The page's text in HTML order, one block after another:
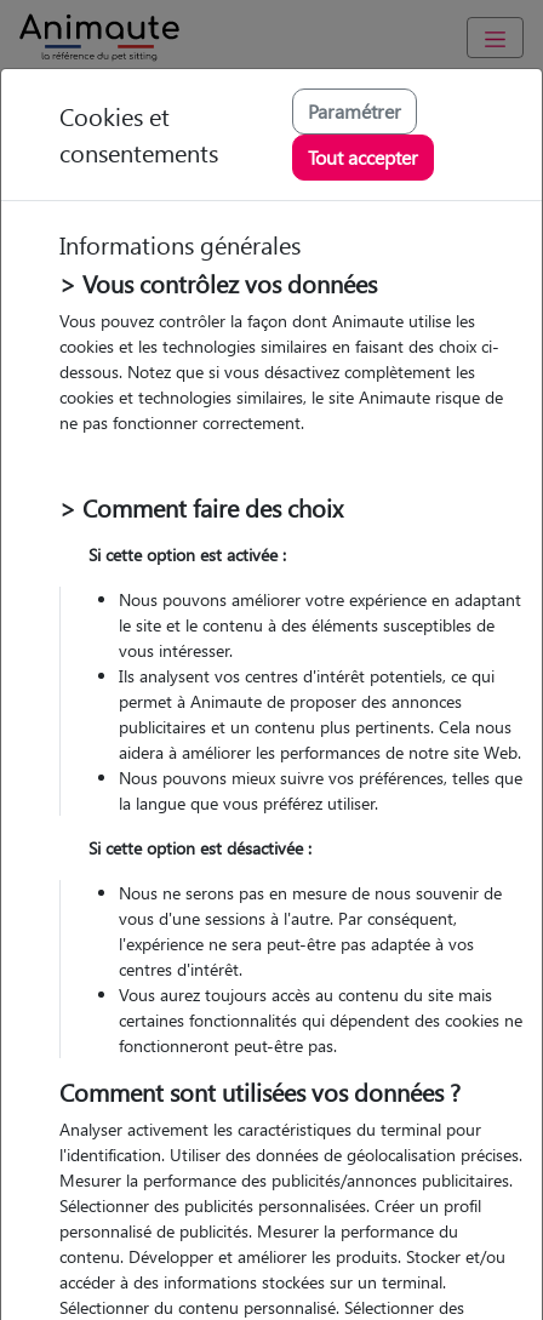
Animaute Centre-Val-de-Loire Loiret /Pithiviers
Cecile - Petsitter à
BOYNES
• 29 ans
Promenades
2 animaux
Contacter
L'envoi d'une demande est sans engagement
Motivation
bonjour je m'appelle cécile j'ai 28 ans je suis sérieuse et dynamique je
travail depuis mon domicile donc votre animal sera constamment à
mes côtés. je serais ravie de garder vos animaux chez moi : poissons -
reptiles - oiseaux. durant la semaine ou week-end je suis flexible nous
Cookies et
consentements
Paramétrer
Tout accepter
Informations générales
> Vous contrôlez vos données
Vous pouvez contrôler la façon dont Animaute utilise les
cookies et les technologies similaires en faisant des choix ci-
dessous. Notez que si vous désactivez complètement les
cookies et technologies similaires, le site Animaute risque de
ne pas fonctionner correctement.
> Comment faire des choix
Si cette option est activée :
Nous pouvons améliorer votre expérience en adaptant
le site et le contenu à des éléments susceptibles de
vous intéresser.
Ils analysent vos centres d'intérêt potentiels, ce qui
permet à Animaute de proposer des annonces
publicitaires et un contenu plus pertinents. Cela nous
aidera à améliorer les performances de notre site Web.
Nous pouvons mieux suivre vos préférences, telles que
la langue que vous préférez utiliser.
Si cette option est désactivée :
Nous ne serons pas en mesure de nous souvenir de
vous d'une sessions à l'autre. Par conséquent,
l'expérience ne sera peut-être pas adaptée à vos
centres d'intérêt.
Vous aurez toujours accès au contenu du site mais
certaines fonctionnalités qui dépendent des cookies ne
fonctionneront peut-être pas.
Comment sont utilisées vos données ?
Analyser activement les caractéristiques du terminal pour
l'identification. Utiliser des données de géolocalisation précises.
Mesurer la performance des publicités/annonces publicitaires.
Sélectionner des publicités personnalisées. Créer un profil
personnalisé de publicités. Mesurer la performance du
contenu. Développer et améliorer les produits. Stocker et/ou
accéder à des informations stockées sur un terminal.
Sélectionner du contenu personnalisé. Sélectionner des